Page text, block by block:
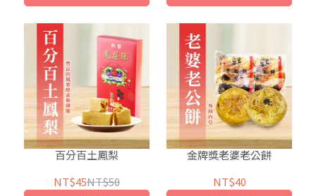
百分百土鳳梨
NT$45NT$50
金牌獎老婆老公餅
NT$40